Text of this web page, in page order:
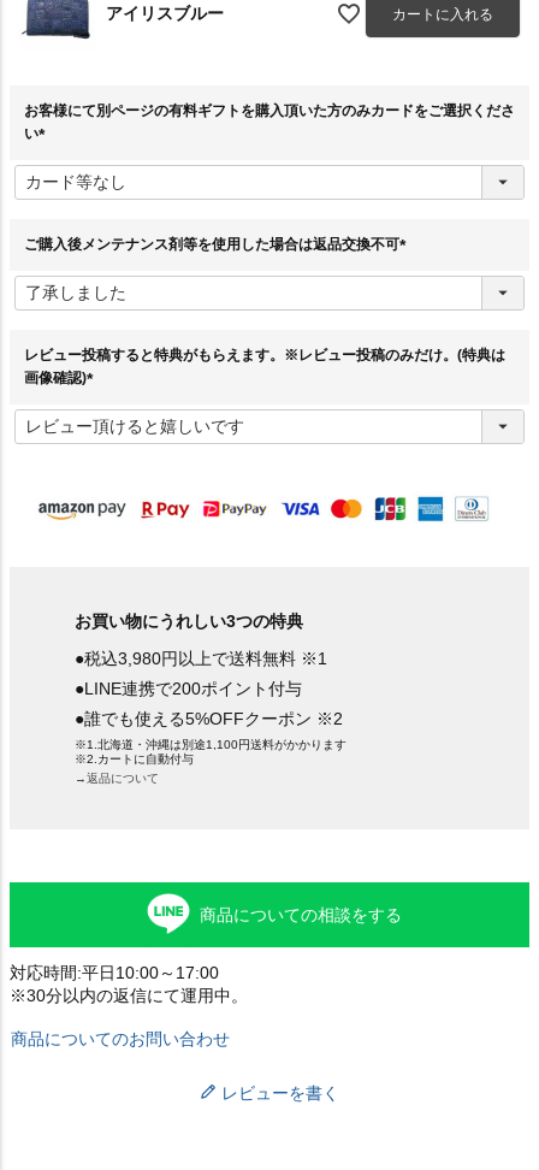
アイリスブルー カートに入れる
お客様にて別ページの有料ギフトを購入頂いた方のみカードをご選択くださ
い
必
須
ご購入後メンテナンス剤等を使用した場合は返品交換不可
須
レビュー投稿すると特典がもらえます。※レビュー投稿のみだけ。(特典は
画像確認)
必
須
お買い物にうれしい3つの特典
●税込3,980円以上で送料無料 ※1
●LINE連携で200ポイント付与
●誰でも使える5%OFFクーポン ※2
※1.北海道・沖縄は別途1,100円送料がかかります
※2.カートに自動付与
→返品について
商品についての相談をする
対応時間:平日10:00～17:00
※30分以内の返信にて運用中。
商品についてのお問い合わせ
レビューを書く